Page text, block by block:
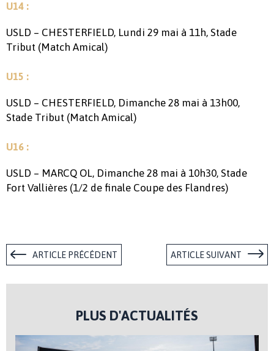
U14 :
USLD – CHESTERFIELD, Lundi 29 mai à 11h, Stade
Tribut (Match Amical)
U15 :
USLD – CHESTERFIELD, Dimanche 28 mai à 13h00,
Stade Tribut (Match Amical)
U16 :
USLD – MARCQ OL, Dimanche 28 mai à 10h30, Stade
Fort Vallières (1/2 de finale Coupe des Flandres)
ARTICLE PRÉCÉDENT ARTICLE SUIVANT
PLUS D'ACTUALITÉS